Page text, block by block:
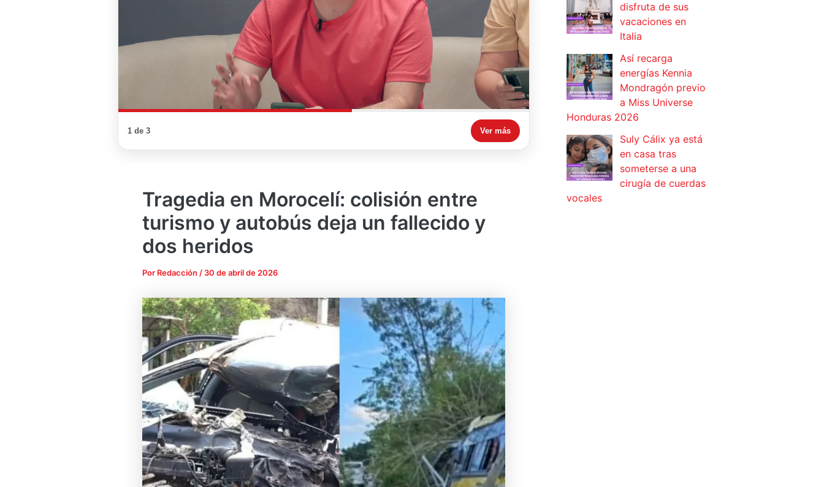
1 de 3 Ver más
Tragedia en Morocelí: colisión entre
turismo y autobús deja un fallecido y
dos heridos
Por Redacción / 30 de abril de 2026
disfruta de sus
vacaciones en
Italia
Así recarga
energías Kennia
Mondragón previo
a Miss Universe
Honduras 2026
Suly Cálix ya está
en casa tras
someterse a una
cirugía de cuerdas
vocales